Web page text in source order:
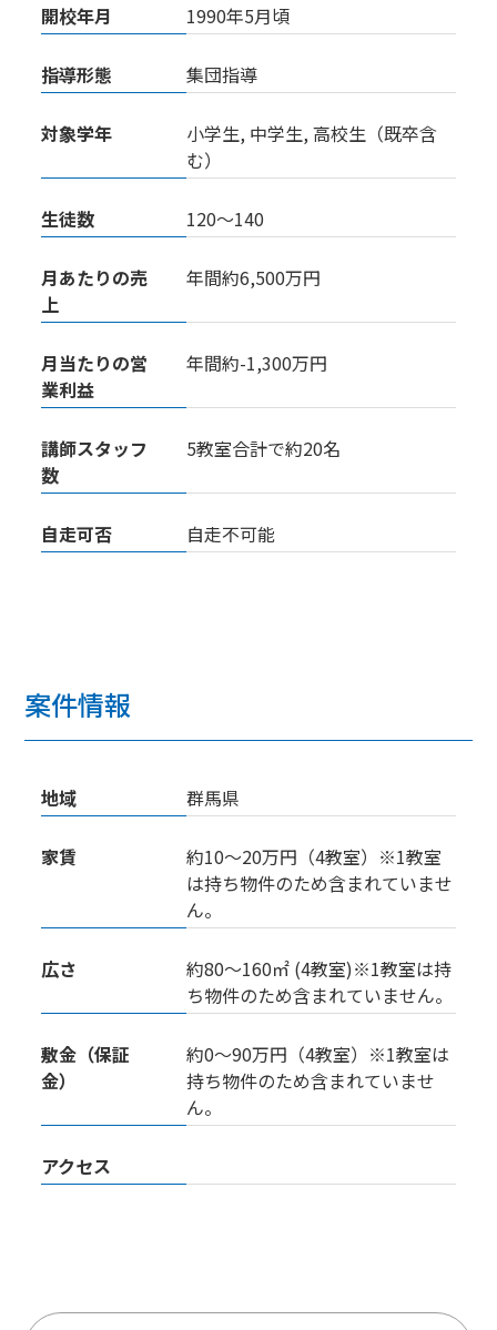
開校年月 1990年5月頃
指導形態 集団指導
対象学年
小学生, 中学生, 高校生（既卒含
む）
生徒数 120〜140
月あたりの売
上
年間約6,500万円
月当たりの営
業利益
年間約-1,300万円
講師スタッフ
数
5教室合計で約20名
自走可否 自走不可能
案件情報
地域 群馬県
家賃
約10～20万円（4教室）※1教室
は持ち物件のため含まれていませ
ん。
広さ
約80～160㎡ (4教室)※1教室は持
ち物件のため含まれていません。
敷金（保証
金）
約0～90万円（4教室）※1教室は
持ち物件のため含まれていませ
ん。
アクセス